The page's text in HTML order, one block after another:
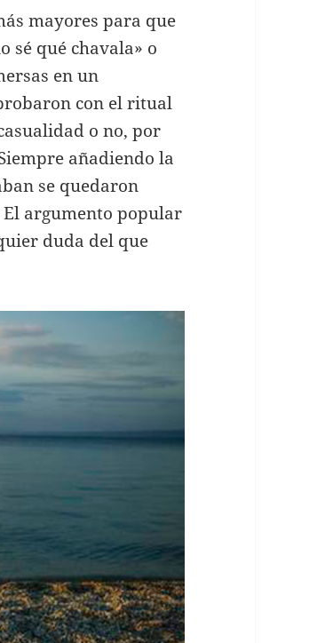
mayores para que
sé qué chavala» o
en un
con el ritual
o no, por
añadiendo la
se quedaron
argumento popular
duda del que